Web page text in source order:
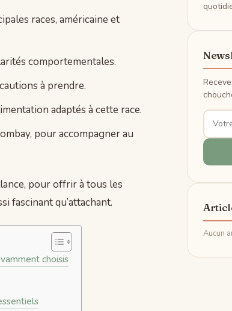
races, américaine et
comportementales.
à prendre.
adaptés à cette race.
pour accompagner au
pour offrir à tous les
fascinant qu’attachant.
choisis
Aucun